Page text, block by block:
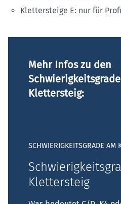
Klettersteige E: nur für
Mehr Infos zu den
Klettersteig:
SCHWIERIGKEITSGRADE AM
Klettersteig